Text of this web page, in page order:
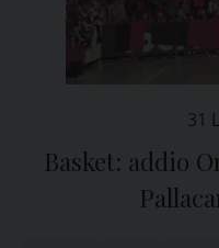
31
Basket: addio